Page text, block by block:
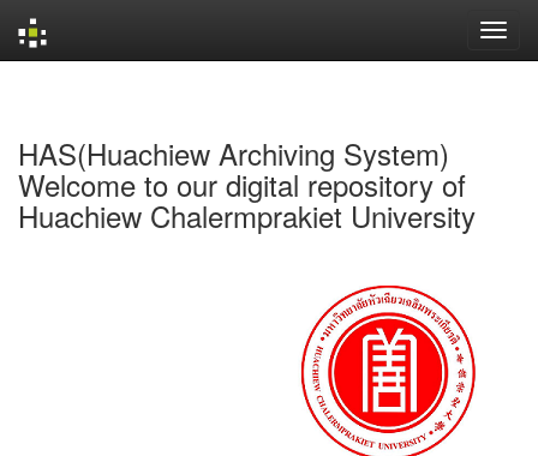
HAS(Huachiew Archiving System)
Welcome to our digital repository of
Huachiew Chalermprakiet University